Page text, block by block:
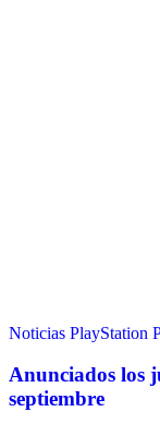
Noticias PlayStation
Anunciados los
septiembre